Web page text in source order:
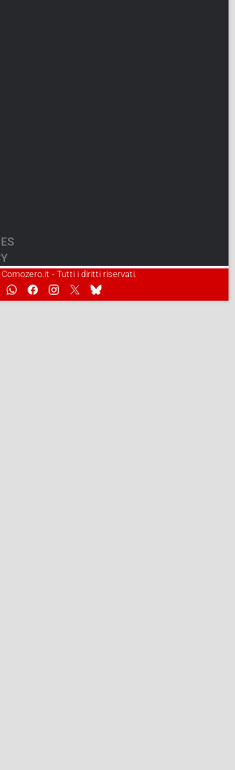
- Tutti i diritti riservati.